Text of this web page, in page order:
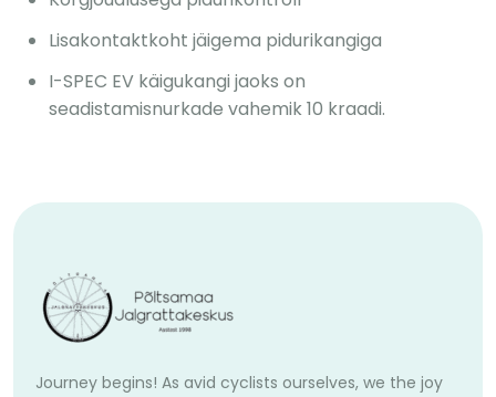
Lisakontaktkoht jäigema pidurikangiga
I-SPEC EV käigukangi jaoks on
seadistamisnurkade vahemik 10 kraadi.
Journey begins! As avid cyclists ourselves, we the joy